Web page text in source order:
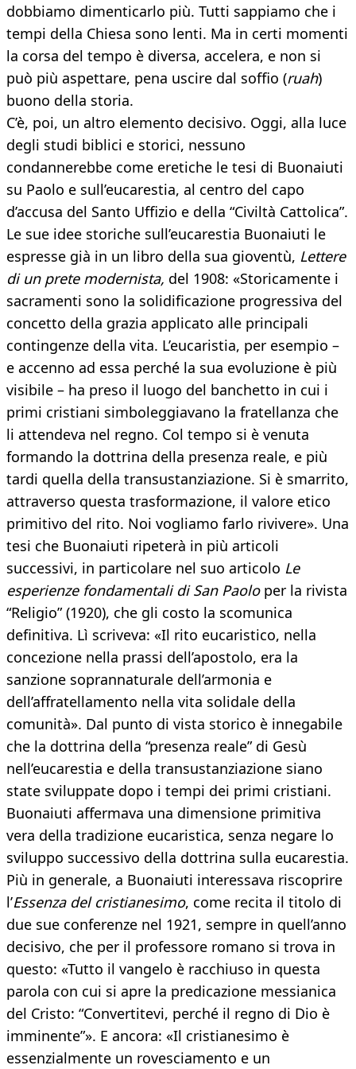
dobbiamo dimenticarlo più. Tutti sappiamo che i
tempi della Chiesa sono lenti. Ma in certi momenti
la corsa del tempo è diversa, accelera, e non si
può più aspettare, pena uscire dal soffio (ruah)
buono della storia.
C’è, poi, un altro elemento decisivo. Oggi, alla luce
degli studi biblici e storici, nessuno
condannerebbe come eretiche le tesi di Buonaiuti
su Paolo e sull’eucarestia, al centro del capo
d’accusa del Santo Uffizio e della “Civiltà Cattolica”.
Le sue idee storiche sull’eucarestia Buonaiuti le
espresse già in un libro della sua gioventù, Lettere
di un prete modernista, del 1908: «Storicamente i
sacramenti sono la solidificazione progressiva del
concetto della grazia applicato alle principali
contingenze della vita. L’eucaristia, per esempio –
e accenno ad essa perché la sua evoluzione è più
visibile – ha preso il luogo del banchetto in cui i
primi cristiani simboleggiavano la fratellanza che
li attendeva nel regno. Col tempo si è venuta
formando la dottrina della presenza reale, e più
tardi quella della transustanziazione. Si è smarrito,
attraverso questa trasformazione, il valore etico
primitivo del rito. Noi vogliamo farlo rivivere». Una
tesi che Buonaiuti ripeterà in più articoli
successivi, in particolare nel suo articolo Le
esperienze fondamentali di San Paoloper la rivista
“Religio” (1920), che gli costo la scomunica
definitiva. Lì scriveva: «Il rito eucaristico, nella
concezione nella prassi dell’apostolo, era la
sanzione soprannaturale dell’armonia e
dell’affratellamento nella vita solidale della
comunità». Dal punto di vista storico è innegabile
che la dottrina della “presenza reale” di Gesù
nell’eucarestia e della transustanziazione siano
state sviluppate dopo i tempi dei primi cristiani.
Buonaiuti affermava una dimensione primitiva
vera della tradizione eucaristica, senza negare lo
sviluppo successivo della dottrina sulla eucarestia.
Più in generale, a Buonaiuti interessava riscoprire
l’Essenza del cristianesimo, come recita il titolo di
due sue conferenze nel 1921, sempre in quell’anno
decisivo, che per il professore romano si trova in
questo: «Tutto il vangelo è racchiuso in questa
parola con cui si apre la predicazione messianica
del Cristo: “Convertitevi, perché il regno di Dio è
imminente”». E ancora: «Il cristianesimo è
essenzialmente un rovesciamento e un